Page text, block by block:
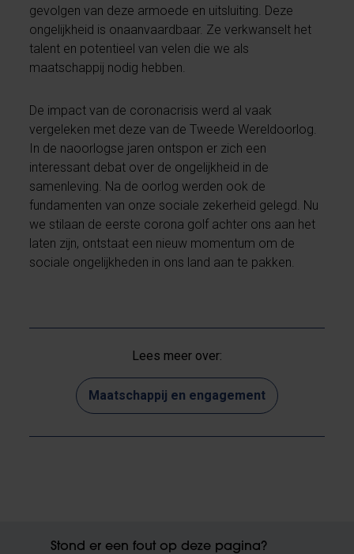
gevolgen van deze armoede en uitsluiting. Deze
ongelijkheid is onaanvaardbaar. Ze verkwanselt het
talent en potentieel van velen die we als
maatschappij nodig hebben.
De impact van de coronacrisis werd al vaak
vergeleken met deze van de Tweede Wereldoorlog.
In de naoorlogse jaren ontspon er zich een
interessant debat over de ongelijkheid in de
samenleving. Na de oorlog werden ook de
fundamenten van onze sociale zekerheid gelegd. Nu
we stilaan de eerste corona golf achter ons aan het
laten zijn, ontstaat een nieuw momentum om de
sociale ongelijkheden in ons land aan te pakken.
Lees meer over:
Maatschappij en engagement
Stond er een fout op deze pagina?